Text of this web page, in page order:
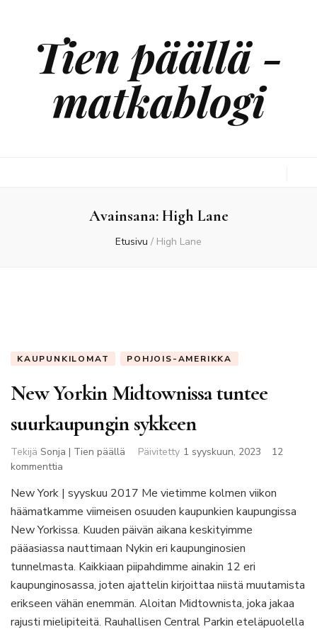
Tien päällä -
matkablogi
Avainsana:High Lane
Etusivu / High Lane
KAUPUNKILOMAT POHJOIS-AMERIKKA
New Yorkin Midtownissa tuntee
suurkaupungin sykkeen
Tekijä Sonja | Tien päällä Päivitetty 1 syyskuun, 2023
12
kommenttia
Yorkin
Midtownissa
tuntee
suurkaupungin
sykkeen
New York | syyskuu 2017 Me vietimme kolmen viikon
häämatkamme viimeisen osuuden kaupunkien kaupungissa
New Yorkissa. Kuuden päivän aikana keskityimme
pääasiassa nauttimaan Nykin eri kaupunginosien
tunnelmasta. Kaikkiaan piipahdimme ainakin 12 eri
kaupunginosassa, joten ajattelin kirjoittaa niistä muutamista
erikseen vähän enemmän. Aloitan Midtownista, joka jakaa
rajusti mielipiteitä. Rauhallisen Central Parkin eteläpuolella